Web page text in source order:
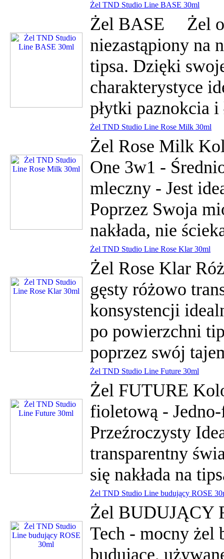
Żel TND Studio Line BASE 30ml
Żel BASE Żel o
niezastąpiony na
tipsa. Dzięki
charakterystyce
płytki paznokcia
Żel TND Studio Line Rose Milk 30ml
Żel Rose Milk
One 3w1 -
mleczny - Jest
Poprzez Swoja
nakłada, nie
Żel TND Studio Line Rose Klar 30ml
Żel Rose Klar
gęsty różowo
konsystencji
po powierzchni
poprzez swój
Żel TND Studio Line Future 30ml
Żel FUTURE
fioletową -
Przeźroczysty
transparentny
się nakłada na
Żel TND Studio Line budujący ROSE
Żel BUDUJĄCY
Tech - mocny
budujące,